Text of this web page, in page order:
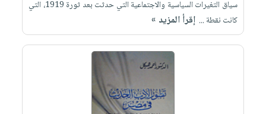
سياق التغيرات السياسية والاجتماعية التي حدثت بعد ثورة 1919، التي
كانت نقطة ... إقرأ المزيد »